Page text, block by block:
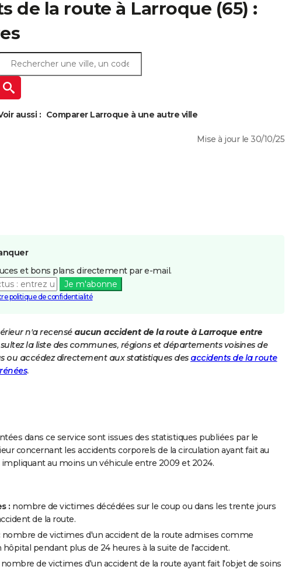
de la route à Larroque (65) :
aussi : Comparer Larroque à une autre ville
Mise à jour le 30/10/25
et bons plans directement par e-mail.
Je m'abonne
politique de confidentialité
n'a recensé aucun accident de la route à Larroque entre
la liste des communes, régions et départements voisines de
ou accédez directement aux statistiques des accidents de la route
.
dans ce service sont issues des statistiques publiées par le
concernant les accidents corporels de la circulation ayant fait au
au moins un véhicule entre 2009 et 2024.
: nombre de victimes décédées sur le coup ou dans les trente jours
de la route.
nombre de victimes d'un accident de la route admises comme
pendant plus de 24 heures à la suite de l'accident.
nombre de victimes d'un accident de la route ayant fait l'objet de soins